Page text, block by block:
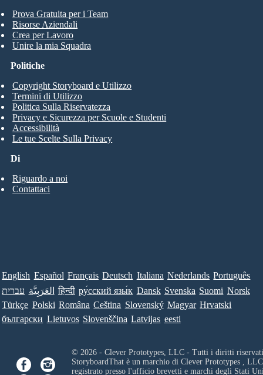
Prova Gratuita per i Team
Risorse Aziendali
Crea per Lavoro
Unire la mia Squadra
Di
Riguardo a noi
Contattaci
Politiche
Copyright Storyboard e Utilizzo
Termini di Utilizzo
Politica Sulla Riservatezza
Privacy e Sicurezza per Scuole e Studenti
Accessibilità
Le tue Scelte Sulla Privacy
English Español Français Deutsch Italiana Nederlands Português
עברית العَرَبِيَّة हिन्दी ру́сский язы́к Dansk Svenska Suomi Norsk
Türkçe Polski Româna Ceština Slovenský Magyar Hrvatski
български Lietuvos Slovenščina Latvijas eesti
© 2026 - Clever Prototypes, LLC - Tutti i diritti
StoryboardThat è un marchio di Clever Prototypes , LLC
registrato presso l'ufficio brevetti e marchi degli Stati